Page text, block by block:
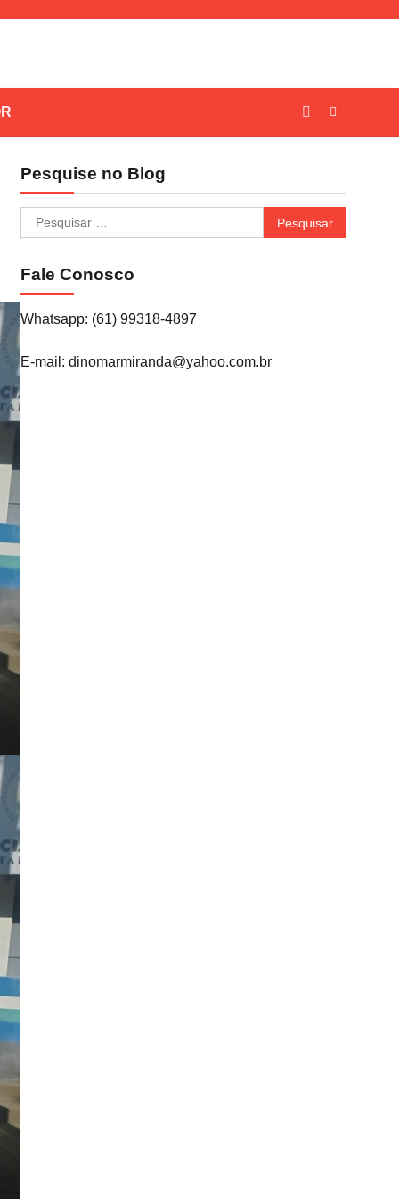
Pesquise no Blog
Pesquisar
por:
Fale Conosco
Whatsapp: (61) 99318-4897
E-mail: dinomarmiranda@yahoo.com.br